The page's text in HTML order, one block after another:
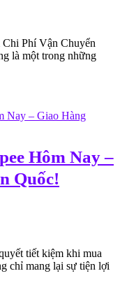
Chi Phí Vận Chuyển
là một trong những
Hôm Nay –
Quốc!
tiết kiệm khi mua
chỉ mang lại sự tiện lợi